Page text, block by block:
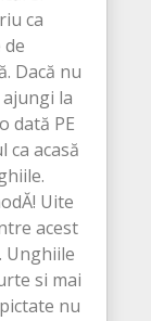
ca
Dacă nu
la
dată PE
acasă
Uite
acest
Unghiile
si mai
nu